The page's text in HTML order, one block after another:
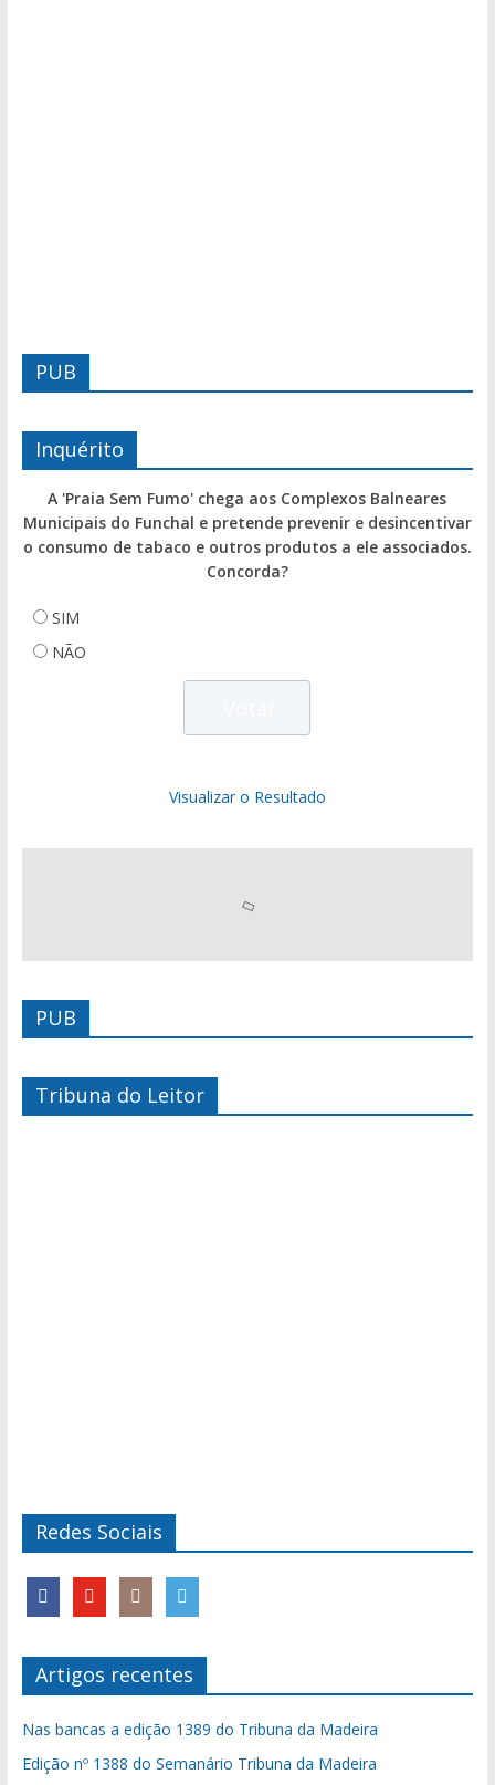
PUB
Inquérito
A 'Praia Sem Fumo' chega aos Complexos Balneares
Municipais do Funchal e pretende prevenir e desincentivar
o consumo de tabaco e outros produtos a ele associados.
Concorda?
SIM
NÃO
Visualizar o Resultado
PUB
Tribuna do Leitor
Redes Sociais
Artigos recentes
Nas bancas a edição 1389 do Tribuna da Madeira
Edição nº 1388 do Semanário Tribuna da Madeira